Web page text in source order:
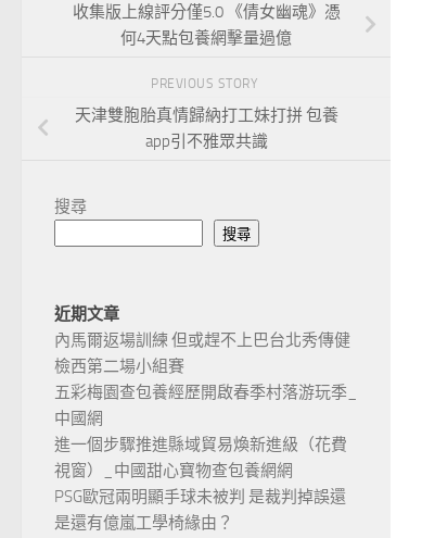
收集版上線評分僅5.0 《倩女幽魂》憑
何4天點包養網擊量過億
PREVIOUS STORY
天津雙胞胎真情歸納打工妹打拼 包養
app引不雅眾共識
搜尋
搜尋
近期文章
內馬爾返場訓練 但或趕不上巴台北秀傳健
檢西第二場小組賽
五彩梅園查包養經歷開啟春季村落游玩季_
中國網
進一個步驟推進縣域貿易煥新進級（花費
視窗）_中國甜心寶物查包養網網
PSG歐冠兩明顯手球未被判 是裁判掉誤還
是還有億嵐工學椅緣由？